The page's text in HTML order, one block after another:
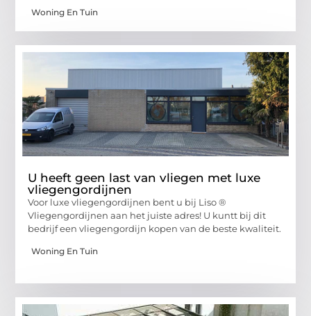
Woning En Tuin
U heeft geen last van vliegen met luxe
vliegengordijnen
Voor luxe vliegengordijnen bent u bij Liso ®
Vliegengordijnen aan het juiste adres! U kuntt bij dit
bedrijf een vliegengordijn kopen van de beste kwaliteit.
Woning En Tuin